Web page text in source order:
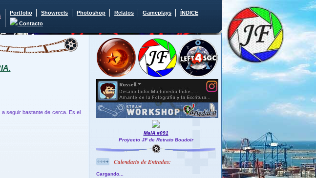
Portfolio Showreels Photoshop Relatos Gameplays
ÍNDICE
Contacto
seguir bastante de cerca. Es el
MaIA #091
Proyecto JF de Retrato Boudoir
Calendario de Entradas:
Cargando...